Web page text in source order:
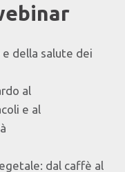
della salute dei
al
e al
dal caffè al